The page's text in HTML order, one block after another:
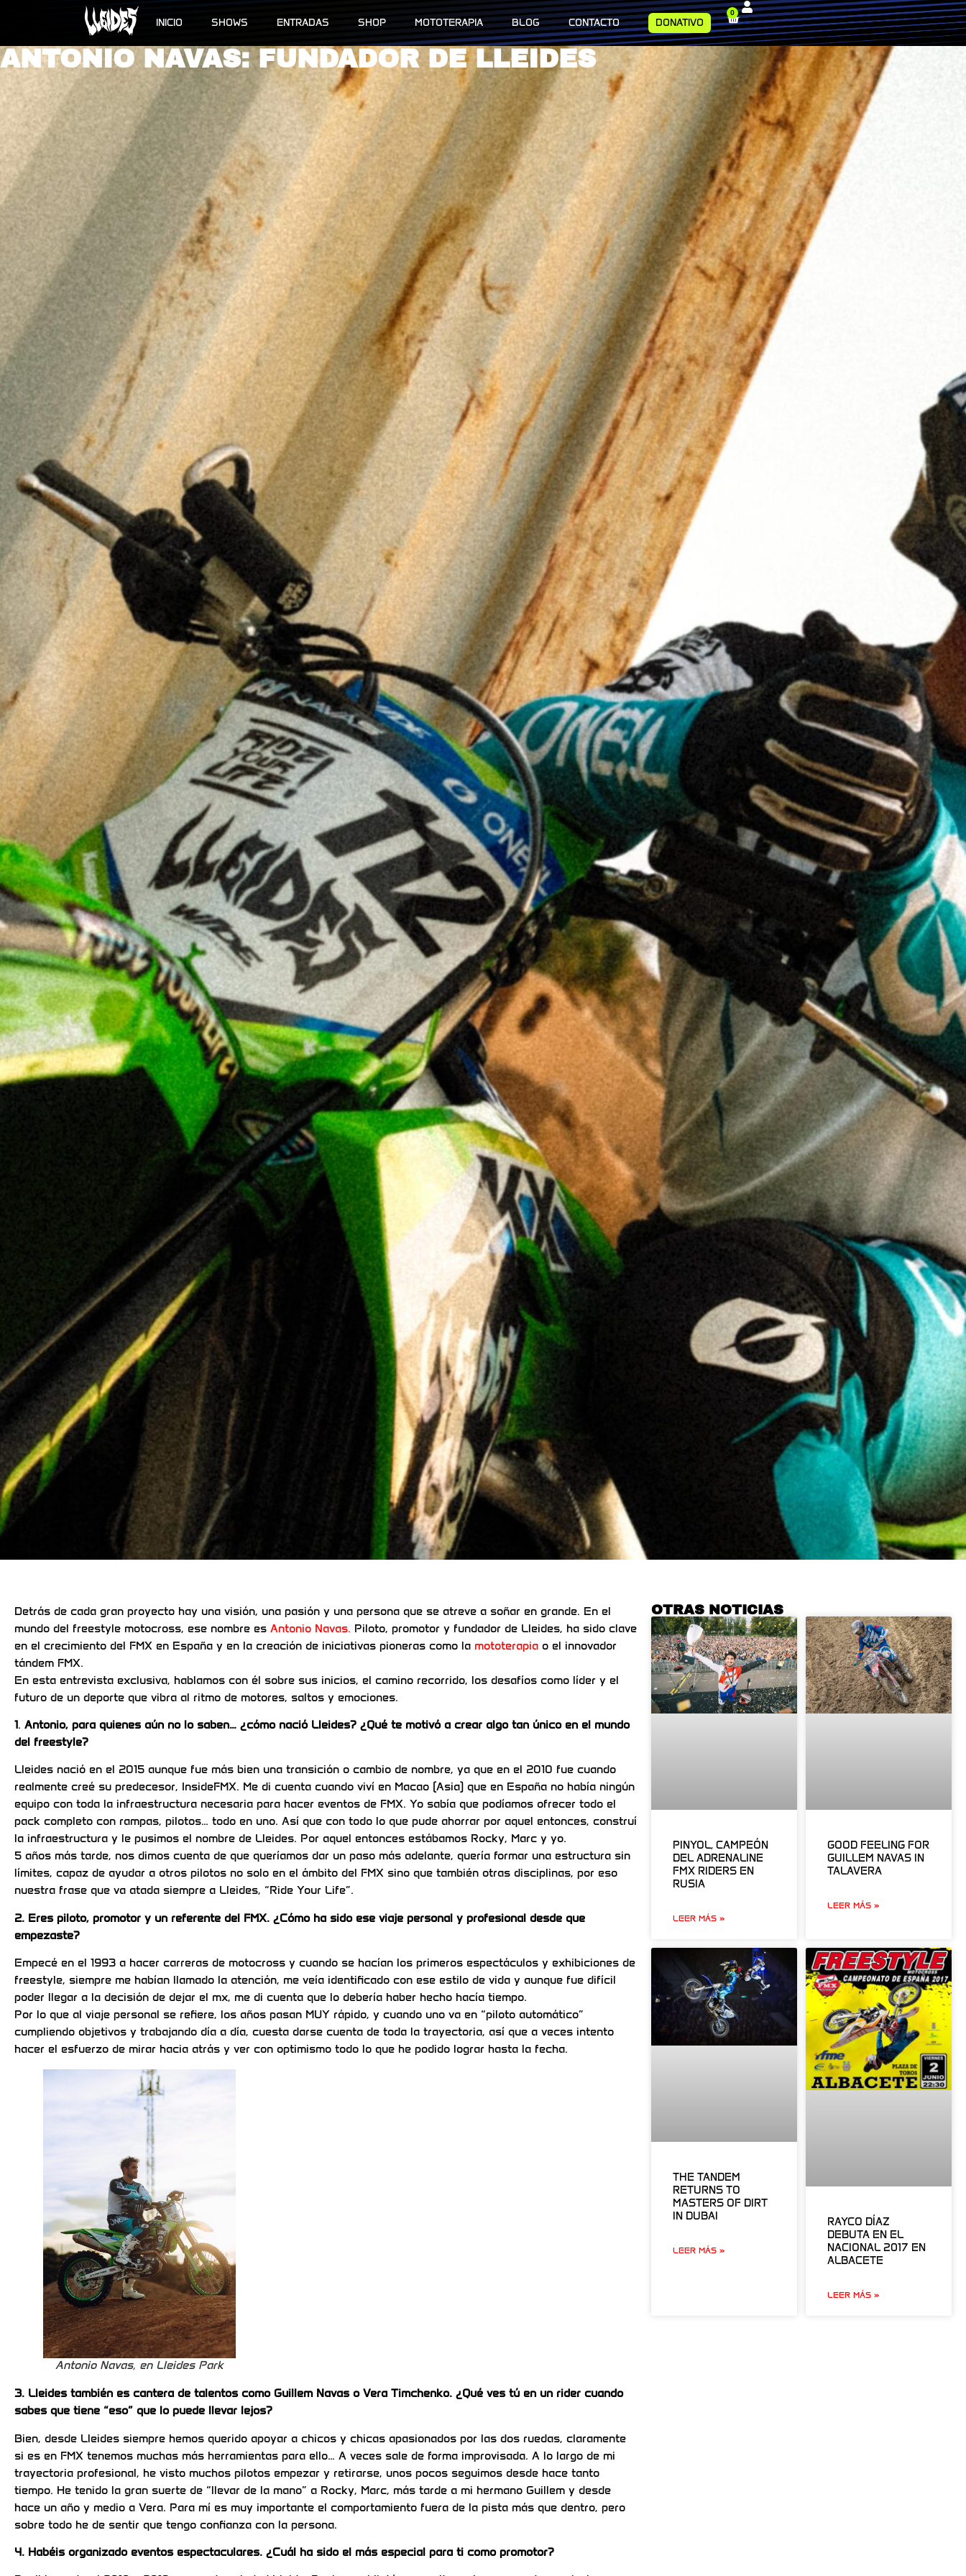
INICIO SHOWS ENTRADAS SHOP MOTOTERAPIA BLOG CONTACTO DONATIVO
0
ANTONIO NAVAS: FUNDADOR DE LLEIDES
Detrás de cada gran proyecto hay una visión, una pasión y una persona que se atreve a soñar en grande. En el
mundo del freestyle motocross, ese nombre es Antonio Navas. Piloto, promotor y fundador de Lleides, ha sido clave
en el crecimiento del FMX en España y en la creación de iniciativas pioneras como la mototerapia o el innovador
tándem FMX.
En esta entrevista exclusiva, hablamos con él sobre sus inicios, el camino recorrido, los desafíos como líder y el
futuro de un deporte que vibra al ritmo de motores, saltos y emociones.
1. Antonio, para quienes aún no lo saben… ¿cómo nació Lleides? ¿Qué te motivó a crear algo tan único en el mundo
del freestyle?
Lleides nació en el 2015 aunque fue más bien una transición o cambio de nombre, ya que en el 2010 fue cuando
realmente creé su predecesor, InsideFMX. Me di cuenta cuando viví en Macao (Asia) que en España no había ningún
equipo con toda la infraestructura necesaria para hacer eventos de FMX. Yo sabía que podíamos ofrecer todo el
pack completo con rampas, pilotos… todo en uno. Así que con todo lo que pude ahorrar por aquel entonces, construí
la infraestructura y le pusimos el nombre de Lleides. Por aquel entonces estábamos Rocky, Marc y yo.
5 años más tarde, nos dimos cuenta de que queríamos dar un paso más adelante, quería formar una estructura sin
límites, capaz de ayudar a otros pilotos no solo en el ámbito del FMX sino que también otras disciplinas, por eso
nuestra frase que va atada siempre a Lleides, “Ride Your Life”.
2. Eres piloto, promotor y un referente del FMX. ¿Cómo ha sido ese viaje personal y profesional desde que
empezaste?
Empecé en el 1993 a hacer carreras de motocross y cuando se hacían los primeros espectáculos y exhibiciones de
freestyle, siempre me habían llamado la atención, me veía identificado con ese estilo de vida y aunque fue difícil
poder llegar a la decisión de dejar el mx, me di cuenta que lo debería haber hecho hacía tiempo.
Por lo que al viaje personal se refiere, los años pasan MUY rápido, y cuando uno va en “piloto automático”
cumpliendo objetivos y trabajando día a día, cuesta darse cuenta de toda la trayectoria, así que a veces intento
hacer el esfuerzo de mirar hacia atrás y ver con optimismo todo lo que he podido lograr hasta la fecha.
Antonio Navas, en Lleides Park
3. Lleides también es cantera de talentos como Guillem Navas o Vera Timchenko. ¿Qué ves tú en un rider cuando
sabes que tiene “eso” que lo puede llevar lejos?
Bien, desde Lleides siempre hemos querido apoyar a chicos y chicas apasionados por las dos ruedas, claramente
si es en FMX tenemos muchas más herramientas para ello… A veces sale de forma improvisada. A lo largo de mi
trayectoria profesional, he visto muchos pilotos empezar y retirarse, unos pocos seguimos desde hace tanto
tiempo. He tenido la gran suerte de “llevar de la mano” a Rocky, Marc, más tarde a mi hermano Guillem y desde
hace un año y medio a Vera. Para mí es muy importante el comportamiento fuera de la pista más que dentro, pero
sobre todo he de sentir que tengo confianza con la persona.
4. Habéis organizado eventos espectaculares. ¿Cuál ha sido el más especial para ti como promotor?
OTRAS NOTICIAS
PINYOL, CAMPEÓN
DEL ADRENALINE
FMX RIDERS EN
RUSIA
LEER MÁS »
GOOD FEELING FOR
GUILLEM NAVAS IN
TALAVERA
LEER MÁS »
THE TANDEM
RETURNS TO
MASTERS OF DIRT
IN DUBAI
LEER MÁS »
RAYCO DÍAZ
DEBUTA EN EL
NACIONAL 2017 EN
ALBACETE
LEER MÁS »